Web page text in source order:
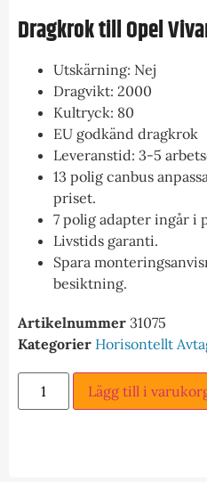
Dragkrok till Opel
Utskärning: Nej
Dragvikt: 2000
Kultryck: 80
EU godkänd dragkrok
Leveranstid: 3-5
13 polig canbus
priset.
7 polig adapter ingår i
Livstids garanti.
Spara
besiktning.
Artikelnummer 31075
Kategorier Horisontellt
Lägg till i